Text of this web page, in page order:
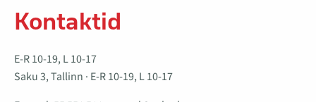
Kontaktid
E-R 10-19, L 10-17
Saku 3, Tallinn · E-R 10-19, L 10-17